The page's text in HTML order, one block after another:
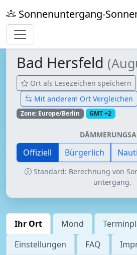
Sonnenuntergang-
Bad Hersfeld
Ort als Lesezeichen speichern
Mit anderem Ort Vergleichen
Zone: Europe/Berlin GMT +2
Offiziell Bürgerlich
Standard: Berechnung von
untergang.
Ihr Ort Mond
Einstellungen
FAQ